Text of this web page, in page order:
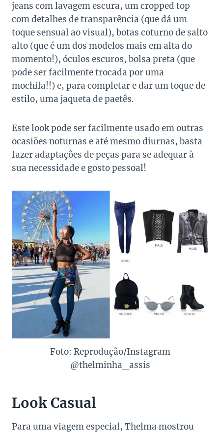
jeans com lavagem escura, um cropped top
com detalhes de transparência (que dá um
toque sensual ao visual), botas coturno de salto
alto (que é um dos modelos mais em alta do
momento!), óculos escuros, bolsa preta (que
pode ser facilmente trocada por uma
mochila!!) e, para completar e dar um toque de
estilo, uma jaqueta de paetês.
Este look pode ser facilmente usado em outras
ocasiões noturnas e até mesmo diurnas, basta
fazer adaptações de peças para se adequar à
sua necessidade e gosto pessoal!
Foto: Reprodução/Instagram
@thelminha_assis
Look Casual
Para uma viagem especial, Thelma mostrou